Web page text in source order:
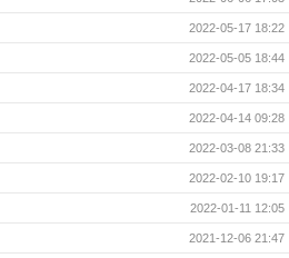
2022-05-17 18:22
2022-05-05 18:44
2022-04-17 18:34
2022-04-14 09:28
2022-03-08 21:33
2022-02-10 19:17
2022-01-11 12:05
2021-12-06 21:47